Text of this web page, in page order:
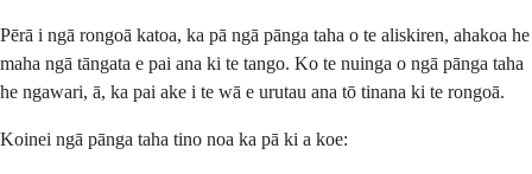
Pērā i ngā rongoā katoa, ka pā ngā pānga taha o te aliskiren, ahakoa he
maha ngā tāngata e pai ana ki te tango. Ko te nuinga o ngā pānga taha
he ngawari, ā, ka pai ake i te wā e urutau ana tō tinana ki te rongoā.
Koinei ngā pānga taha tino noa ka pā ki a koe: